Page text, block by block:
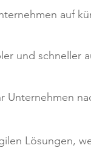
auf
und schneller
Unternehmen
Lösungen,